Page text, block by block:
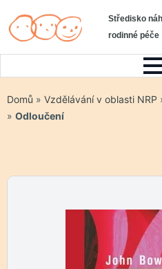
Středisko
rodinné péče
Domů » Vzdělávání v oblasti NRP
» Odloučení